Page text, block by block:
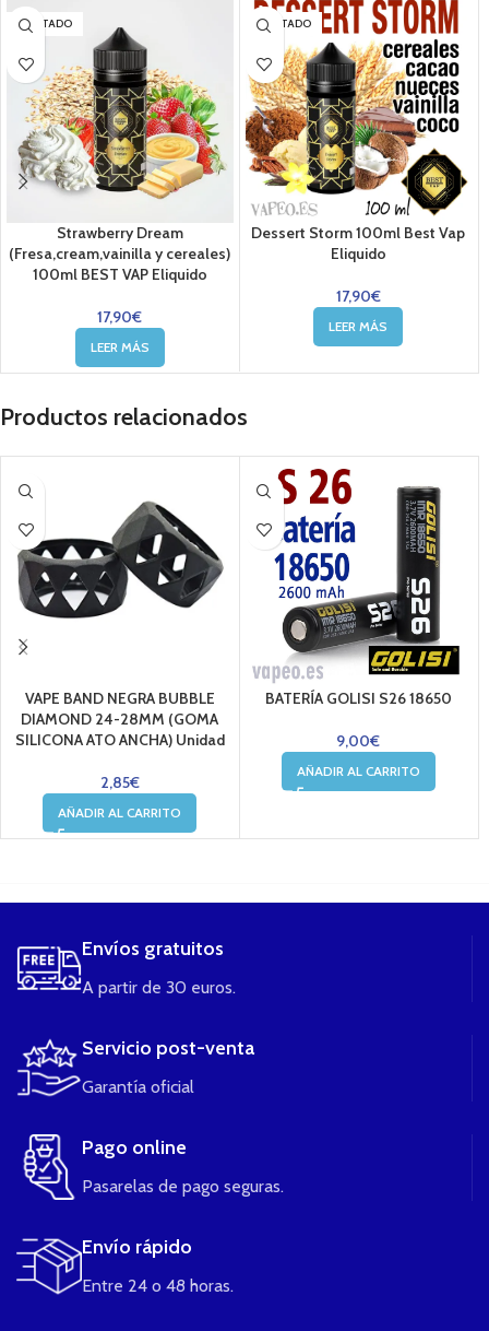
AGOTADO
Strawberry Dream
(Fresa,cream,vainilla y cereales)
100ml BEST VAP Eliquido
17,90€
LEER MÁS
AGOTADO
Dessert Storm 100ml Best Vap
Eliquido
17,90€
LEER MÁS
Productos relacionados
VAPE BAND NEGRA BUBBLE
DIAMOND 24-28MM (GOMA
SILICONA ATO ANCHA) Unidad
2,85€
AÑADIR AL CARRITO
BATERÍA GOLISI S26 18650
9,00€
AÑADIR AL CARRITO
Envíos gratuitos
A partir de 30 euros.
Servicio post-venta
Garantía oficial
Pago online
Pasarelas de pago seguras.
Envío rápido
Entre 24 o 48 horas.